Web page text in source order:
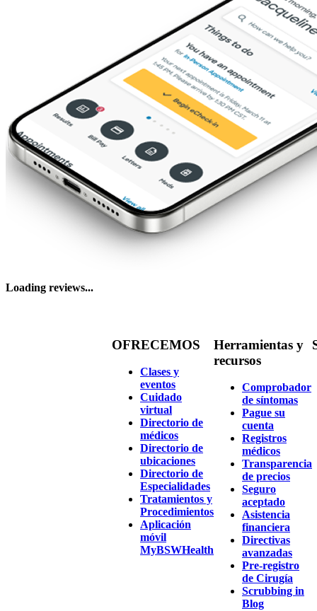
Loading reviews...
OFRECEMOS
Clases y
eventos
Cuidado
virtual
Directorio de
médicos
Directorio de
ubicaciones
Directorio de
Especialidades
Tratamientos y
Procedimientos
Aplicación
móvil
MyBSWHealth
Herramientas y
recursos
Comprobador
de síntomas
Pague su
cuenta
Registros
médicos
Transparencia
de precios
Seguro
aceptado
Asistencia
financiera
Directivas
avanzadas
Pre-registro
de Cirugía
Scrubbing in
Blog